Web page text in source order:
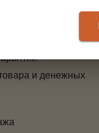
и денежных